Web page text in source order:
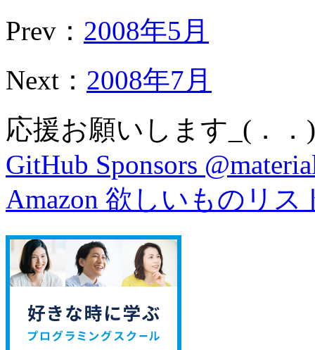
Prev： 2008年5月
Next： 2008年7月
応援お願いします_(．．
GitHub Sponsors
Amazon 欲しいものリス